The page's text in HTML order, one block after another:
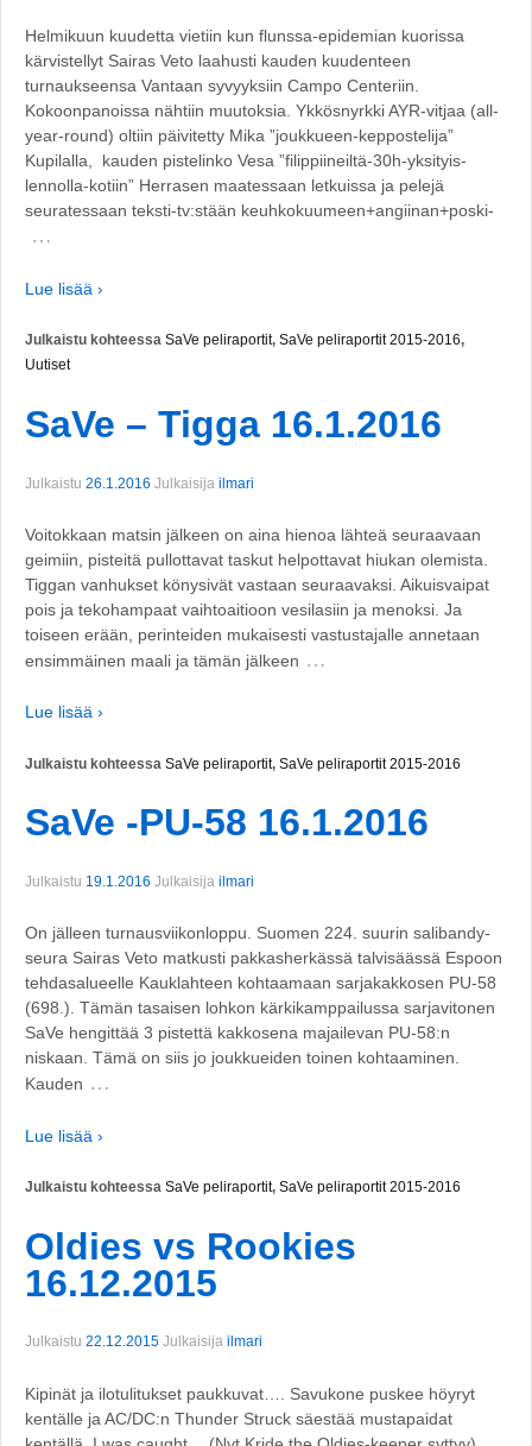
Helmikuun kuudetta vietiin kun flunssa-epidemian kuorissa
kärvistellyt Sairas Veto laahusti kauden kuudenteen
turnaukseensa Vantaan syvyyksiin Campo Centeriin.
Kokoonpanoissa nähtiin muutoksia. Ykkösnyrkki AYR-vitjaa (all-
year-round) oltiin päivitetty Mika ”joukkueen-keppostelija”
Kupilalla, kauden pistelinko Vesa ”filippiineiltä-30h-yksityis-
lennolla-kotiin” Herrasen maatessaan letkuissa ja pelejä
seuratessaan teksti-tv:stään keuhkokuumeen+angiinan+poski-
…
Lue lisää ›
Julkaistu kohteessa SaVe peliraportit, SaVe peliraportit 2015-2016,
Uutiset
SaVe – Tigga 16.1.2016
Julkaistu 26.1.2016 Julkaisija ilmari
Voitokkaan matsin jälkeen on aina hienoa lähteä seuraavaan
geimiin, pisteitä pullottavat taskut helpottavat hiukan olemista.
Tiggan vanhukset könysivät vastaan seuraavaksi. Aikuisvaipat
pois ja tekohampaat vaihtoaitioon vesilasiin ja menoksi. Ja
toiseen erään, perinteiden mukaisesti vastustajalle annetaan
ensimmäinen maali ja tämän jälkeen …
Lue lisää ›
Julkaistu kohteessa SaVe peliraportit, SaVe peliraportit 2015-2016
SaVe -PU-58 16.1.2016
Julkaistu 19.1.2016 Julkaisija ilmari
On jälleen turnausviikonloppu. Suomen 224. suurin salibandy-
seura Sairas Veto matkusti pakkasherkässä talvisäässä Espoon
tehdasalueelle Kauklahteen kohtaamaan sarjakakkosen PU-58
(698.). Tämän tasaisen lohkon kärkikamppailussa sarjavitonen
SaVe hengittää 3 pistettä kakkosena majailevan PU-58:n
niskaan. Tämä on siis jo joukkueiden toinen kohtaaminen.
Kauden …
Lue lisää ›
Julkaistu kohteessa SaVe peliraportit, SaVe peliraportit 2015-2016
Oldies vs Rookies
16.12.2015
Julkaistu 22.12.2015 Julkaisija ilmari
Kipinät ja ilotulitukset paukkuvat…. Savukone puskee höyryt
kentälle ja AC/DC:n Thunder Struck säestää mustapaidat